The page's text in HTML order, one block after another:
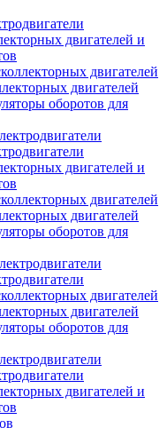
двигателей и
двигателей
двигателей
оборотов для
двигателей и
двигателей
двигателей
оборотов для
двигателей
двигателей
оборотов для
двигателей и